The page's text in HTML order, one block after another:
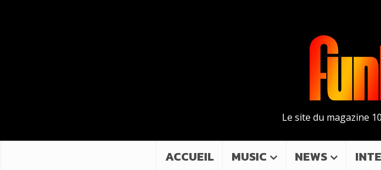
Le site du magazine
ACCUEIL MUSIC NEWS